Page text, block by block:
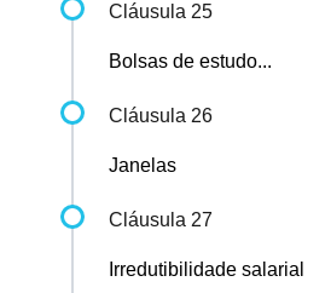
Cláusula 25
Bolsas de estudo...
Cláusula 26
Janelas
Cláusula 27
Irredutibilidade salarial